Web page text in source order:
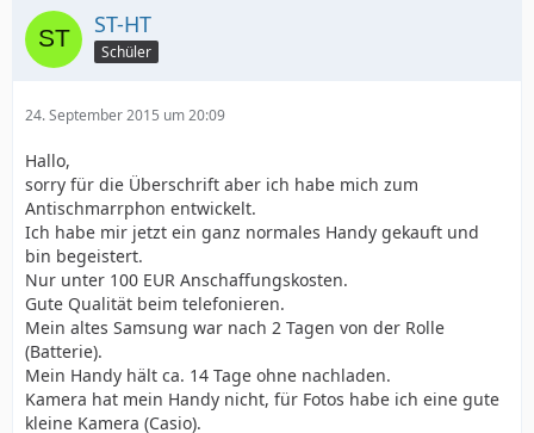
ST-HT
Schüler
24. September 2015 um 20:09
Hallo,
sorry für die Überschrift aber ich habe mich zum
Antischmarrphon entwickelt.
Ich habe mir jetzt ein ganz normales Handy gekauft und
bin begeistert.
Nur unter 100 EUR Anschaffungskosten.
Gute Qualität beim telefonieren.
Mein altes Samsung war nach 2 Tagen von der Rolle
(Batterie).
Mein Handy hält ca. 14 Tage ohne nachladen.
Kamera hat mein Handy nicht, für Fotos habe ich eine gute
kleine Kamera (Casio).